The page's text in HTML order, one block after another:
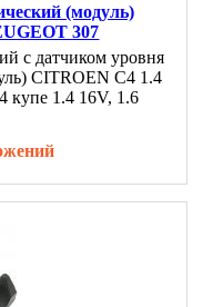
(модуль)
307
с датчиком уровня
CITROEN C4 1.4
купе 1.4 16V, 1.6